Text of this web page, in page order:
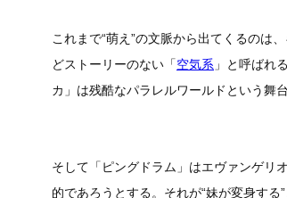
これまで“萌え”の文脈から出てくるのは
どストーリーのない「空気系 」と呼ばれ
カ」は残酷なパラレルワールドという舞
そして「ピングドラム」はエヴァンゲリ
的であろうとする。それが“妹が変身す